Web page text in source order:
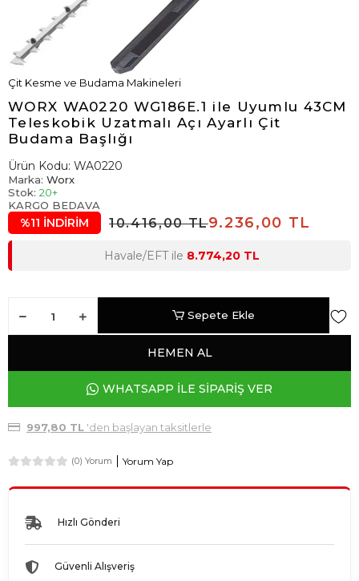
Çit Kesme ve Budama Makineleri
WORX WA0220 WG186E.1 ile Uyumlu 43CM
Teleskobik Uzatmalı Açı Ayarlı Çit
Budama Başlığı
Ürün Kodu: WA0220
Marka: Worx
Stok: 20+
KARGO BEDAVA
%11 İNDİRİM 10.416,00 TL9.236,00 TL
Havale/EFT ile 8.774,20 TL
Sepete Ekle
HEMEN AL
WHATSAPP İLE SİPARİŞ VER
997,80 TL'den başlayan taksitlerle
(0) Yorum Yorum Yap
Hızlı Gönderi
Güvenli Alışveriş